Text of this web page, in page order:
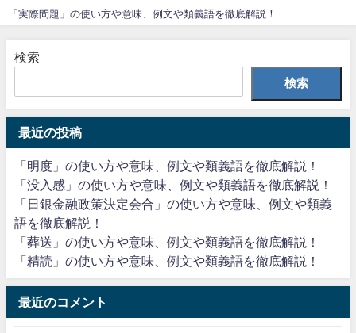
「実際問題」の使い方や意味、例文や類義語を徹底解説！
検索
検索
最近の投稿
「明度」の使い方や意味、例文や類義語を徹底解説！
「没入感」の使い方や意味、例文や類義語を徹底解説！
「日銀金融政策決定会合」の使い方や意味、例文や類義
語を徹底解説！
「葬送」の使い方や意味、例文や類義語を徹底解説！
「精読」の使い方や意味、例文や類義語を徹底解説！
最近のコメント